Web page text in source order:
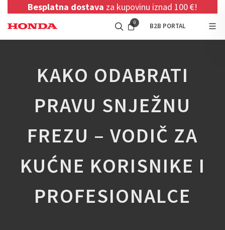
Besplatna dostava za kupovinu iznad 100 €!
0 B2B PORTAL
KAKO ODABRATI
PRAVU SNJEŽNU
FREZU – VODIČ ZA
KUĆNE KORISNIKE I
PROFESIONALCE